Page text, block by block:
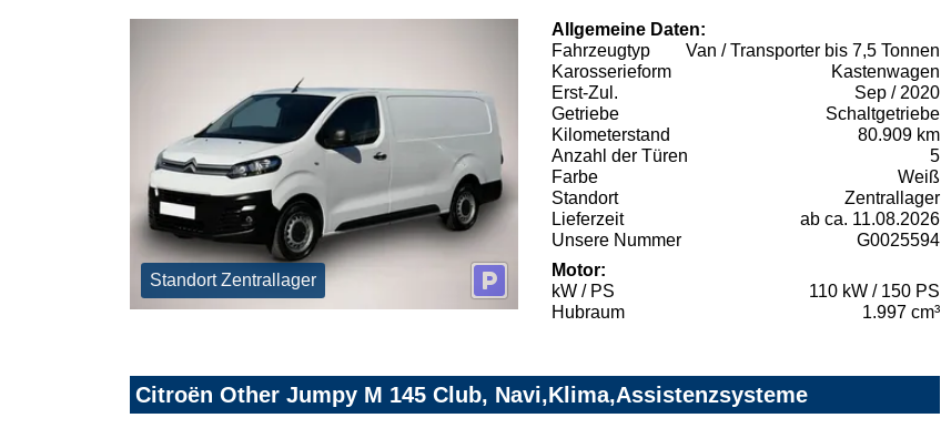
Standort Zentrallager
Allgemeine Daten:
Fahrzeugtyp
Van / Transporter bis 7,5 Tonnen
Karosserieform
Kastenwagen
Erst-Zul.
Sep / 2020
Getriebe
Schaltgetriebe
Kilometerstand
80.909 km
Anzahl der Türen
5
Farbe
Weiß
Standort
Zentrallager
Lieferzeit
ab ca. 11.08.2026
Unsere Nummer
G0025594
Motor:
kW / PS
110 kW / 150 PS
Hubraum
1.997 cm³
Citroën Other Jumpy M 145 Club, Navi,Klima,Assistenzsysteme